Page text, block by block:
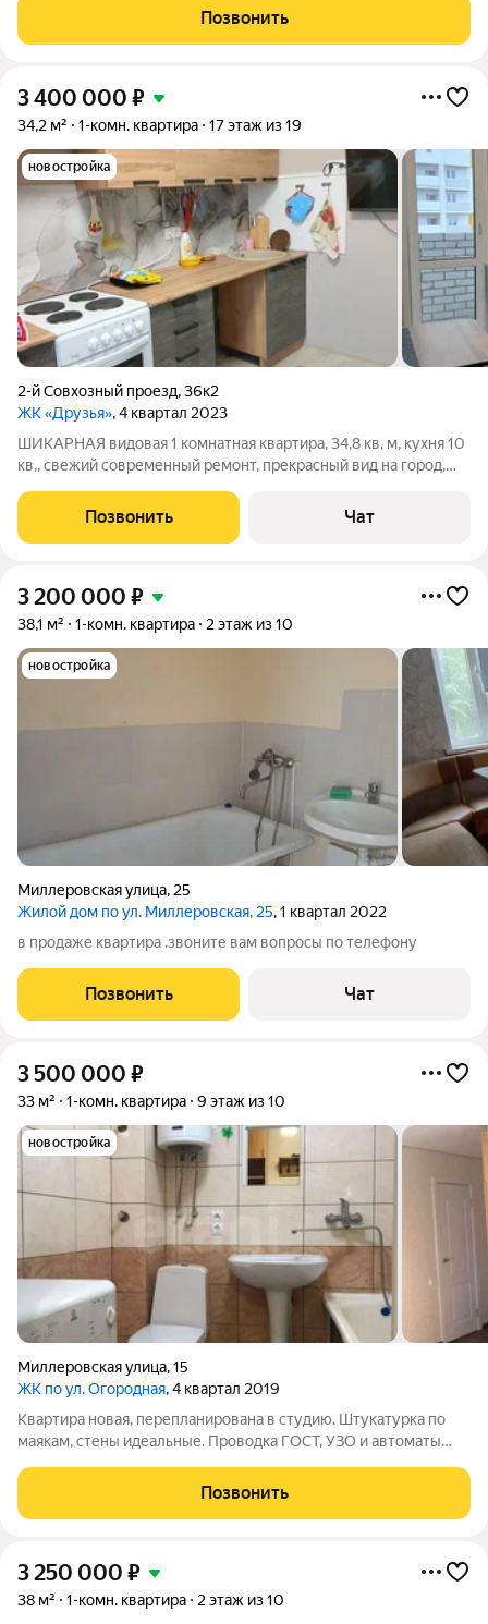
комфортном 6-м этаже 10-этажного кирпичного дома. В
квартире выполнен косметический ремонт. Дом
Позвонить
3 400 000 ₽
34,2 м² 1-комн. квартира 17 этаж из 19
новостройка
2-й Совхозный проезд,36к2
ЖК «Друзья», 4 квартал 2023
ШИКАРНАЯ видовая 1 комнатная квартира, 34,8 кв. м, кухня 10
кв,, свежий современный ремонт, прекрасный вид на город,
парк им Гагарина, парк Ударник, транспорт в любой конец
города, спешите на
Позвонить Чат
3 200 000 ₽
38,1 м² 1-комн. квартира 2 этаж из 10
новостройка
Миллеровская улица, 25
Жилой дом по ул. Миллеровская, 25, 1 квартал 2022
в продаже квартира .звоните вам вопросы по телефону
Позвонить Чат
3 500 000 ₽
33 м² 1-комн. квартира 9 этаж из 10
новостройка
Миллеровская улица,15
ЖК по ул. Огородная, 4 квартал 2019
Квартира новая, перепланирована в студию. Штукатурка по
маякам, стены идеальные. Проводка ГОСТ, УЗО и автоматы
интернет точки. На лоджию выведена розетка и освещение.
Отдельная ветка для
Позвонить
3 250 000 ₽
38 м² 1-комн. квартира 2 этаж из 10